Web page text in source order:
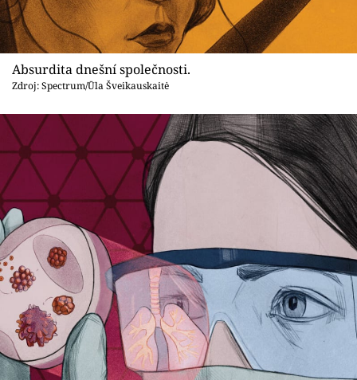
Absurdita dnešní společnosti.
Zdroj: Spectrum/Ūla Šveikauskaitė